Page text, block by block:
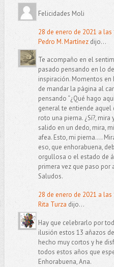
Felicidades Moli
28 de enero de 2021 a las
Pedro M. Martínezdijo...
Te acompaño en el
pasado pensando en lo
inspiración. Momentos
de mandar la página al
pensando “¿Qué hago
general te entiende aquel
roto una pierna. ¿Sí?,
salido en un dedo, mira,
afea. Esto, mi pierna….
eso, que enhorabuena,
orgullosa o el estado de
primera vez que paso por
Saludos.
28 de enero de 2021 a las
Rita Turza dijo...
Hay que celebrarlo por
ilusión estos 13 añazos
hecho muy cortos y he
todos estos años que
Enhorabuena, Ana.